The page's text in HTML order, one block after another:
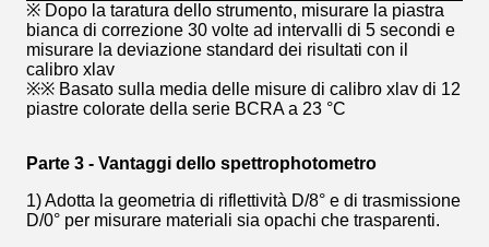
※ Dopo la taratura dello strumento, misurare la piastra
bianca di correzione 30 volte ad intervalli di 5 secondi e
misurare la deviazione standard dei risultati con il
calibro xlav
※※ Basato sulla media delle misure di calibro xlav di 12
piastre colorate della serie BCRA a 23 °C
Parte 3 - Vantaggi dello spettrophotometro
1) Adotta la geometria di riflettività D/8° e di trasmissione
D/0° per misurare materiali sia opachi che trasparenti.